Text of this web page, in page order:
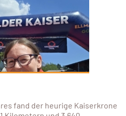
fand der heurige Kaiserkrone